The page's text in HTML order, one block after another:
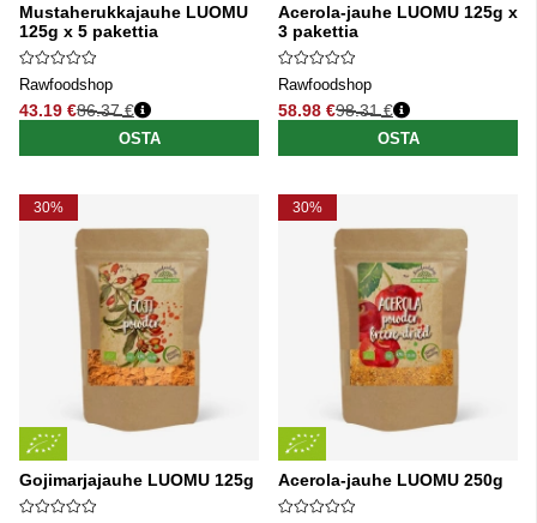
Mustaherukkajauhe LUOMU
125g x 5 pakettia
Rawfoodshop
43.19 €
Normaali hinta
86.37 €
OSTA
Acerola-jauhe LUOMU 125g x
3 pakettia
Rawfoodshop
58.98 €
Normaali hinta
98.31 €
OSTA
30%
Gojimarjajauhe LUOMU 125g
30%
Acerola-jauhe LUOMU 250g